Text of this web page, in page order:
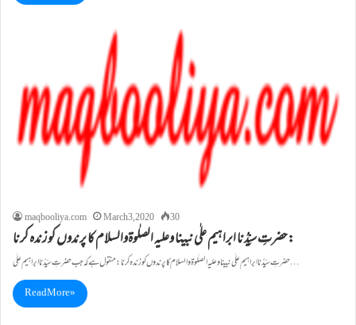
maqbooliya.com March 3, 2020 30
حضرتِ سیِّدُنا ابراہیم علٰی نبینا وعلیہ الصلٰوۃوالسلام کا پرندوں کو زندہ کرنا:
حضرتِ سیِّدُنا ابراہیم علٰی نبینا وعلیہ الصلٰوۃوالسلام کا پرندوں کو زندہ کرنا: منقول ہے کہ جب حضرتِ سیِّدُنا ابراہیم علٰی…
Read More »